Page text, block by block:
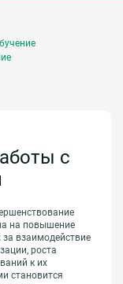
с
на повышение
за взаимодействие
роста
к их
становится